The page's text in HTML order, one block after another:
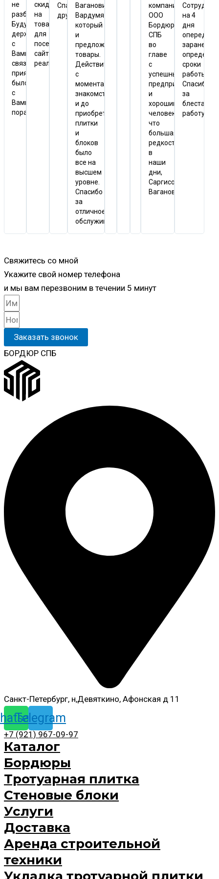
не
разбился.
Буду
держать
с
Вами
связь,
приятно
было
с
Вами
поработать.
скидки
на
товары
для
посетителей
сайта
реальны.
Спасибо
друзьям!!!
Вагановичем
Вардумяном,
который
и
предложил
товары.
Действительно
с
момента
знакомства,
и до
приобретения
плитки
и
блоков
было
все на
высшем
уровне.
Спасибо
за
отличное
обслуживание.
компании
ООО
Бордюр
СПБ
во
главе
с
успешным
предпринимателем
и
хорошим
человеком,
что
большая
редкость
в
наши
дни,
Саргисом
Вагановичем.
на 4
дня
опередили
заранее
сроки
работы.
Спасибо
за
работу.
Свяжитесь со мной
Укажите свой номер телефона
и мы вам перезвоним в течении 5 минут
Заказать звонок
БОРДЮР СПБ
Санкт-Петербург, н,Девяткино, Афонская д 11
Telegram
+7 (921) 967-09-97
Каталог
Бордюры
Тротуарная плитка
Стеновые блоки
Услуги
Доставка
Аренда строительной
техники